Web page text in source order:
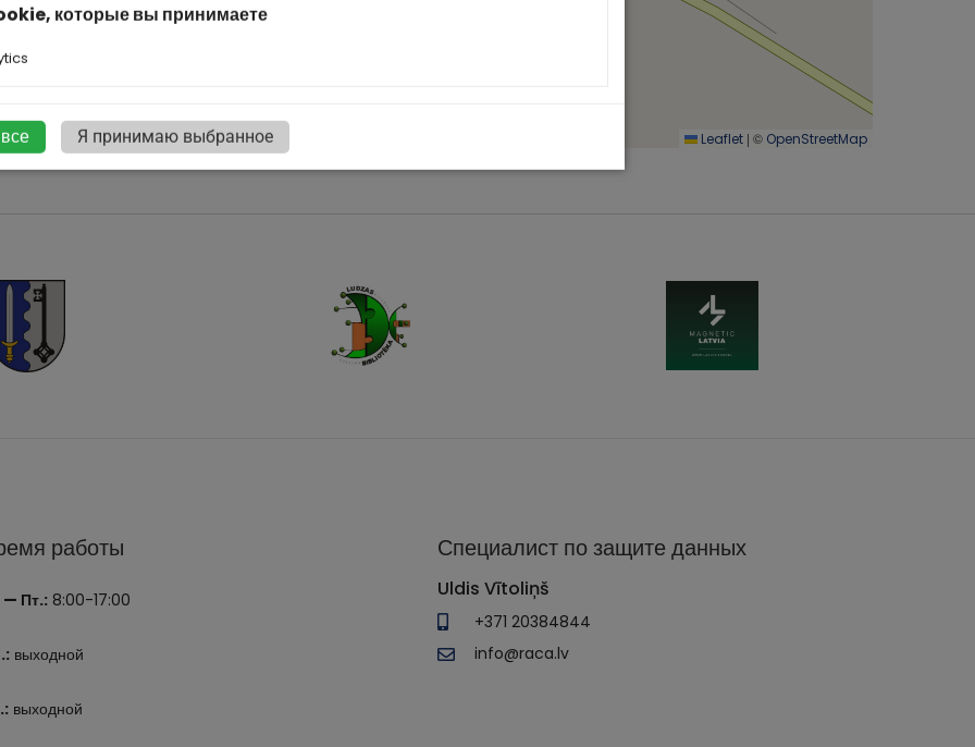
Leaflet | © OpenStreetMap
работы
— Пт.:8:00-17:00
выходной
выходной
Специалист по защите данных
Uldis Vītoliņš
+371 20384844
info@raca.lv
которые вы принимаете
Я принимаю выбранное